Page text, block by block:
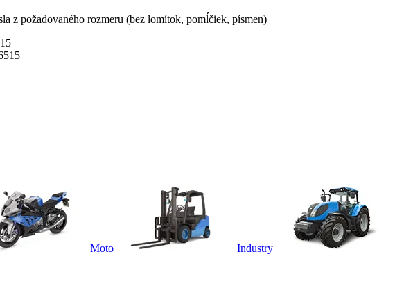
z požadovaného rozmeru (bez lomítok, pomĺčiek, písmen)
Moto Industry